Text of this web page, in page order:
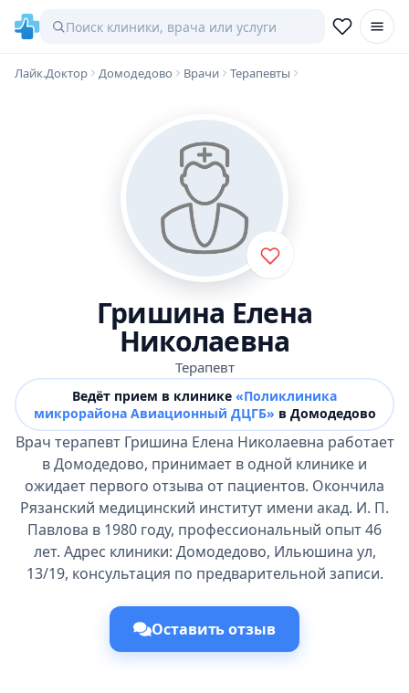
Лайк.Доктор Домодедово Врачи Терапевты
Гришина Елена
Николаевна
Терапевт
Ведёт прием в клинике «Поликлиника
микрорайона Авиационный ДЦГБ» в Домодедово
Врач терапевт Гришина Елена Николаевна работает
в Домодедово, принимает в одной клинике и
ожидает первого отзыва от пациентов. Окончила
Рязанский медицинский институт имени акад. И. П.
Павлова в 1980 году, профессиональный опыт 46
лет. Адрес клиники: Домодедово, Ильюшина ул,
13/19, консультация по предварительной записи.
Оставить отзыв